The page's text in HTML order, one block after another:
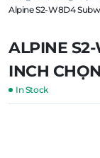
Alpine S2-W8D4
ALPINE
INCH
In Stock